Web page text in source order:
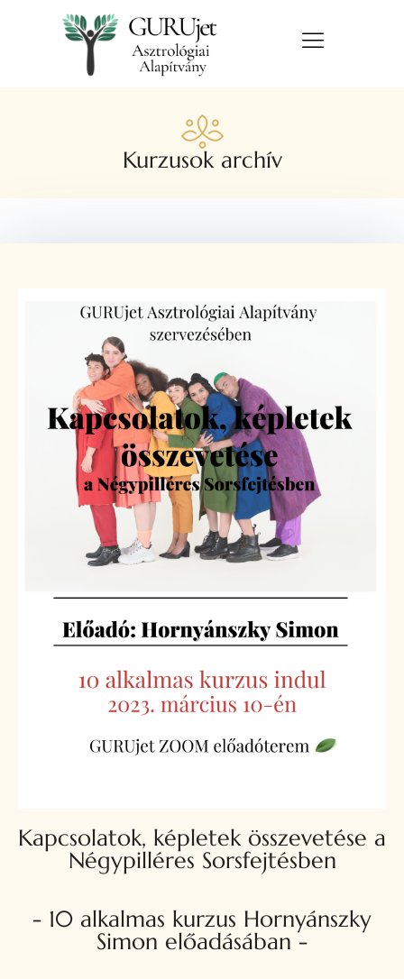
Kurzusok archív
Kapcsolatok, képletek összevetése a
Négypilléres Sorsfejtésben
- 10 alkalmas kurzus Hornyánszky
Simon előadásában -